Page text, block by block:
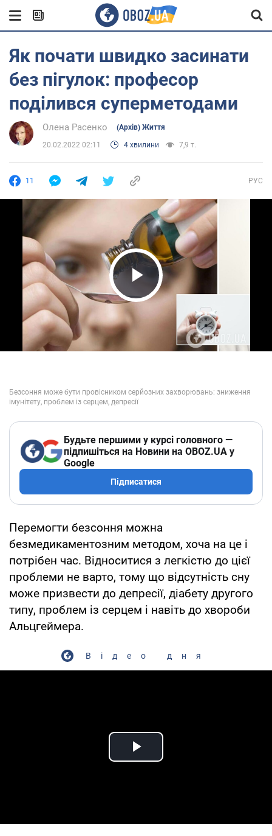
Як почати швидко засинати
без пігулок: професор
поділився суперметодами
Олена Расенко (Архів) Життя
20.02.2022 02:11 4 хвилини 7,9 т.
11 РУС
Play Video
Будьте першими у курсі головного —
підпишіться на Новини на OBOZ.UA у
Google
Підписатися
Перемогти безсоння можна
безмедикаментозним методом, хоча на це і
потрібен час. Відноситися з легкістю до цієї
проблеми не варто, тому що відсутність сну
може призвести до депресії, діабету другого
типу, проблем із серцем і навіть до хвороби
Альцгеймера.
Відео дня
Play Video